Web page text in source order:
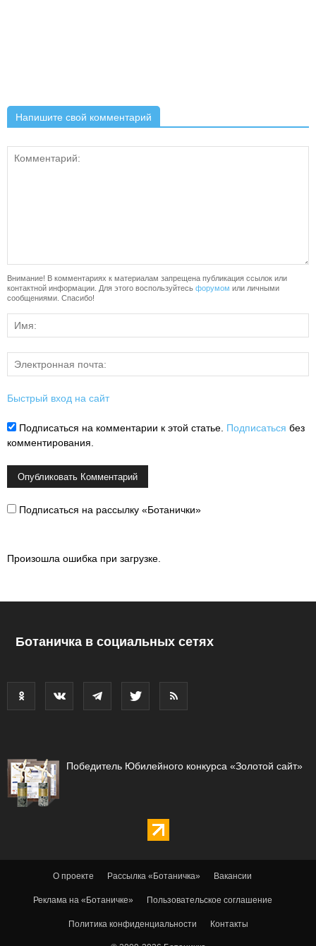
Напишите свой комментарий
Внимание! В комментариях к материалам запрещена публикация ссылок или
контактной информации. Для этого воспользуйтесь форумом или личными
сообщениями. Спасибо!
Быстрый вход на сайт
Подписаться на комментарии к этой статье. Подписаться без
комментирования.
Подписаться на рассылку «Ботанички»
Произошла ошибка при загрузке.
Ботаничка в социальных сетях
Победитель Юбилейного конкурса «Золотой сайт»
О проекте Рассылка «Ботаничка» Вакансии
Реклама на «Ботаничке» Пользовательское соглашение
Политика конфиденциальности Контакты